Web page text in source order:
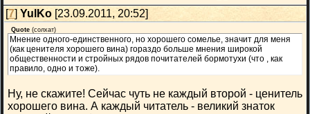
[7] YulKo [23.09.2011, 20:52]
Quote (солхат)
Мнение одного-единственного, но хорошего сомелье, значит для меня
(как ценителя хорошего вина) гораздо больше мнения широкой
общественности и стройных рядов почитателей бормотухи (что , как
правило, одно и тоже).
Ну, не скажите! Сейчас чуть не каждый второй - ценитель
хорошего вина. А каждый читатель - великий знаток